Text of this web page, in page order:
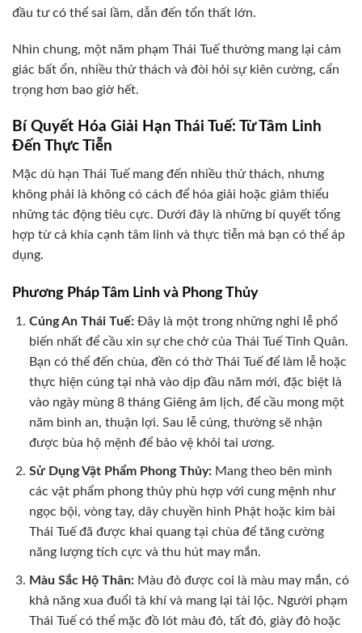
đầu tư có thể sai lầm, dẫn đến tổn thất lớn.
Nhìn chung, một năm phạm Thái Tuế thường mang lại cảm
giác bất ổn, nhiều thử thách và đòi hỏi sự kiên cường, cẩn
trọng hơn bao giờ hết.
Bí Quyết Hóa Giải Hạn Thái Tuế: Từ Tâm Linh
Đến Thực Tiễn
Mặc dù hạn Thái Tuế mang đến nhiều thử thách, nhưng
không phải là không có cách để hóa giải hoặc giảm thiểu
những tác động tiêu cực. Dưới đây là những bí quyết tổng
hợp từ cả khía cạnh tâm linh và thực tiễn mà bạn có thể áp
dụng.
Phương Pháp Tâm Linh và Phong Thủy
Cúng An Thái Tuế:Đây là một trong những nghi lễ phổ
biến nhất để cầu xin sự che chở của Thái Tuế Tinh Quân.
Bạn có thể đến chùa, đền có thờ Thái Tuế để làm lễ hoặc
thực hiện cúng tại nhà vào dịp đầu năm mới, đặc biệt là
vào ngày mùng 8 tháng Giêng âm lịch, để cầu mong một
năm bình an, thuận lợi. Sau lễ cúng, thường sẽ nhận
được bùa hộ mệnh để bảo vệ khỏi tai ương.
Sử Dụng Vật Phẩm Phong Thủy:Mang theo bên mình
các vật phẩm phong thủy phù hợp với cung mệnh như
ngọc bội, vòng tay, dây chuyền hình Phật hoặc kim bài
Thái Tuế đã được khai quang tại chùa để tăng cường
năng lượng tích cực và thu hút may mắn.
Màu Sắc Hộ Thân:Màu đỏ được coi là màu may mắn, có
khả năng xua đuổi tà khí và mang lại tài lộc. Người phạm
Thái Tuế có thể mặc đồ lót màu đỏ, tất đỏ, giày đỏ hoặc